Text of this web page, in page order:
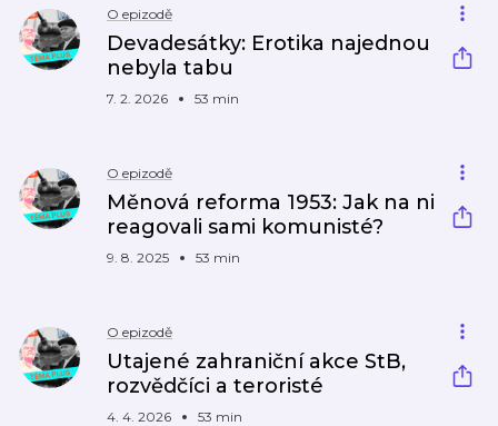
O epizodě
Devadesátky: Erotika najednou
nebyla tabu
7. 2. 2026 53 min
O epizodě
Měnová reforma 1953: Jak na ni
reagovali sami komunisté?
9. 8. 2025 53 min
O epizodě
Utajené zahraniční akce StB,
rozvědčíci a teroristé
4. 4. 2026 53 min